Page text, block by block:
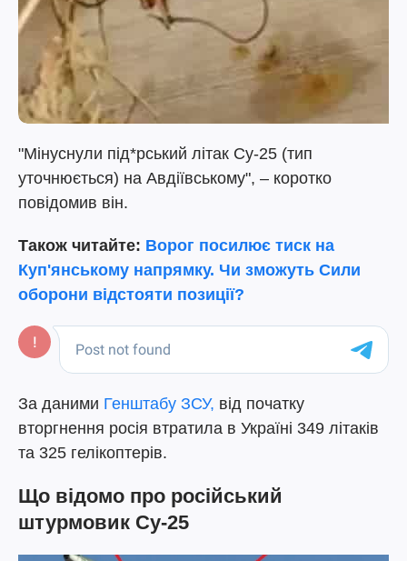
"Мінуснули під*рський літак Су-25 (тип
уточнюється) на Авдіївському", – коротко
повідомив він.
Також читайте: Ворог посилює тиск на
Куп'янському напрямку. Чи зможуть Сили
оборони відстояти позиції?
За даними Генштабу ЗСУ, від початку
вторгнення росія втратила в Україні 349 літаків
та 325 гелікоптерів.
Що відомо про російський
штурмовик Су-25